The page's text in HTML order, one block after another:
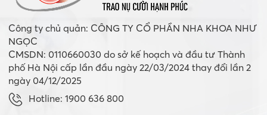
Công ty chủ quản: CÔNG TY CỔ PHẦN NHA KHOA NHƯ
NGỌC
CMSDN: 0110660030 do sở kế hoạch và đầu tư Thành
phố Hà Nội cấp lần đầu ngày 22/03/2024 thay đổi lần 2
ngày 04/12/2025
Hotline: 1900 636 800